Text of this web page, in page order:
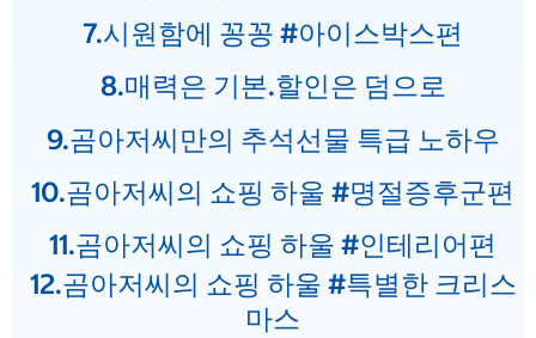
7.시원함에 꽁꽁 #아이스박스편
8.매력은 기본.할인은 덤으로
9.곰아저씨만의 추석선물 특급 노하우
10.곰아저씨의 쇼핑 하울 #명절증후군편
11.곰아저씨의 쇼핑 하울 #인테리어편
12.곰아저씨의 쇼핑 하울 #특별한 크리스
마스